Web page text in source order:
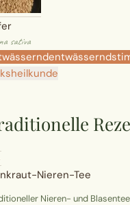
sativa
entwässernd
Nieren-Tee
Nieren- und